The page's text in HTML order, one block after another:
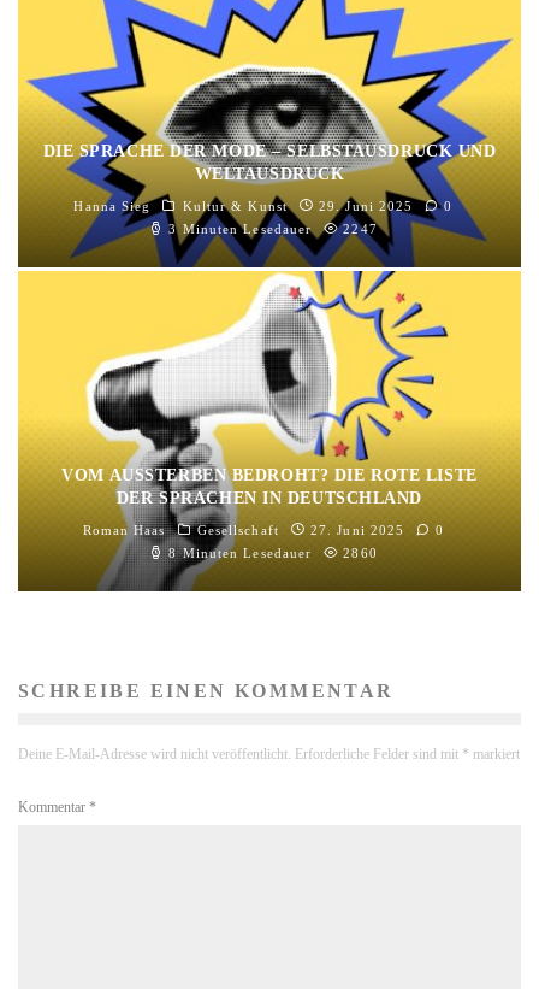
DIE SPRACHE DER MODE – SELBSTAUSDRUCK UND
WELTAUSDRUCK
Hanna Sieg Kultur & Kunst 29. Juni 2025
0
3 Minuten Lesedauer
2247
VOM AUSSTERBEN BEDROHT? DIE ROTE LISTE
DER SPRACHEN IN DEUTSCHLAND
Roman Haas Gesellschaft 27. Juni 2025
0
8 Minuten Lesedauer
2860
SCHREIBE EINEN KOMMENTAR
Deine E-Mail-Adresse wird nicht veröffentlicht. Erforderliche Felder sind mit * markiert
Kommentar *